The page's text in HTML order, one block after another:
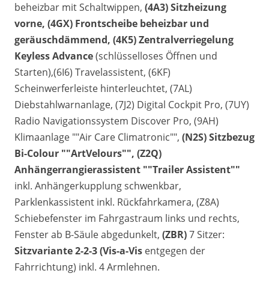
beheizbar mit Schaltwippen, (4A3) Sitzheizung
vorne, (4GX) Frontscheibe beheizbar und
geräuschdämmend, (4K5) Zentralverriegelung
Keyless Advance(schlüsselloses Öffnen und
Starten),(6I6) Travelassistent, (6KF)
Scheinwerferleiste hinterleuchtet, (7AL)
Diebstahlwarnanlage, (7J2) Digital Cockpit Pro, (7UY)
Radio Navigationssystem Discover Pro, (9AH)
Klimaanlage ""Air Care Climatronic"", (N2S) Sitzbezug
Bi-Colour ""ArtVelours"", (Z2Q)
Anhängerrangierassistent ""Trailer Assistent""
inkl. Anhängerkupplung schwenkbar,
Parklenkassistent inkl. Rückfahrkamera, (Z8A)
Schiebefenster im Fahrgastraum links und rechts,
Fenster ab B-Säule abgedunkelt, (ZBR)7 Sitzer:
Sitzvariante 2-2-3 (Vis-a-Vis entgegen der
Fahrrichtung) inkl. 4 Armlehnen.